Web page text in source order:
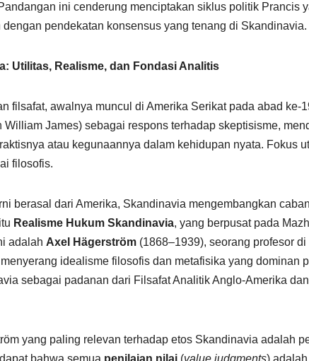
ini cenderung menciptakan siklus politik Prancis
pendekatan konsensus yang tenang di Skandinavia.
Utilitas, Realisme, dan Fondasi Analitis
filsafat, awalnya muncul di Amerika Serikat pada abad ke-
James) sebagai respons terhadap skeptisisme,
atau kegunaannya dalam kehidupan nyata. Fokus
filosofis.
berasal dari Amerika, Skandinavia mengembangkan
Realisme Hukum Skandinavia, yang berpusat pada
adalah Axel Hägerström (1868–1939), seorang profesor
idealisme filosofis dan metafisika yang dominan
sebagai padanan dari Filsafat Analitik Anglo-Amerika
yang paling relevan terhadap etos Skandinavia adalah